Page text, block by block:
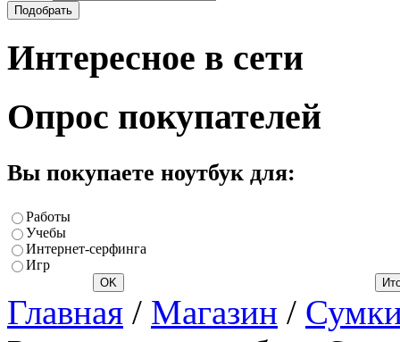
Интересное в сети
Опрос покупателей
Вы покупаете ноутбук для:
Работы
Учебы
Интернет-серфинга
Игр
Главная / Магазин /